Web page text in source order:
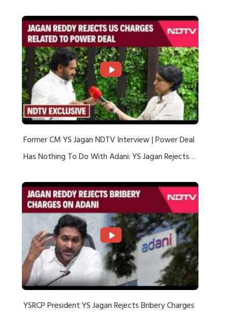
Former CM YS Jagan NDTV Interview | Power Deal
Has Nothing To Do With Adani: YS Jagan Rejects
YSRCP President YS Jagan Rejects Bribery Charges